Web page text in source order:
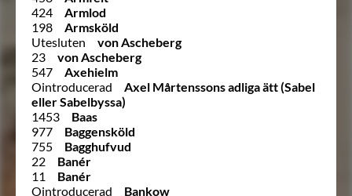
424
Armlod
198
Armsköld
Utesluten
von Ascheberg
23
von Ascheberg
547
Axehielm
Ointroducerad
Axel Mårtenssons adliga ätt (Sabel
eller Sabelbyssa)
1453
Baas
977
Baggensköld
755
Bagghufvud
22
Banér
11
Banér
Ointroducerad
Bankow